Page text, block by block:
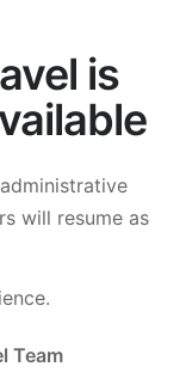
is
will resume as
Team